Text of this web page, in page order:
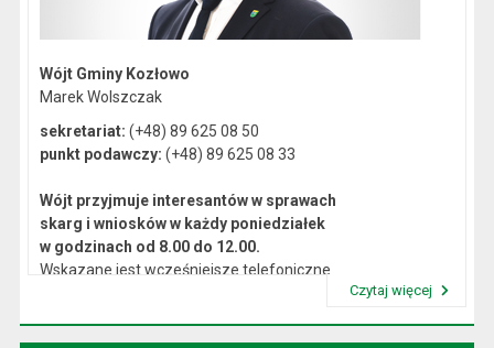
Wójt Gminy Kozłowo
Marek Wolszczak
sekretariat: (+48) 89 625 08 50
punkt podawczy: (+48) 89 625 08 33
Wójt przyjmuje interesantów w sprawach
skarg i wniosków w każdy poniedziałek
w godzinach od 8.00 do 12.00.
Wskazane jest wcześniejsze telefoniczne
Czytaj więcej